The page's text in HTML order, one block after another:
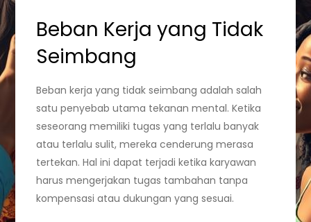
Beban Kerja yang Tidak
Seimbang
Beban kerja yang tidak seimbang adalah salah
satu penyebab utama tekanan mental. Ketika
seseorang memiliki tugas yang terlalu banyak
atau terlalu sulit, mereka cenderung merasa
tertekan. Hal ini dapat terjadi ketika karyawan
harus mengerjakan tugas tambahan tanpa
kompensasi atau dukungan yang sesuai.